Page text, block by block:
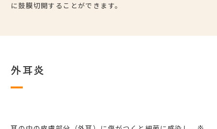
に鼓膜切開することができます。
外耳炎